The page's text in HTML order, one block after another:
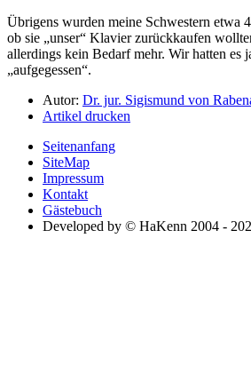
Übrigens wurden meine Schwestern etwa
ob sie
unser
Klavier zurückkaufen
allerdings kein Bedarf mehr. Wir hatten es
aufgegessen .
Autor: Dr. jur. Sigismund von
Artikel drucken
Seitenanfang
SiteMap
Impressum
Kontakt
Gästebuch
Developed by © HaKenn 2004 -